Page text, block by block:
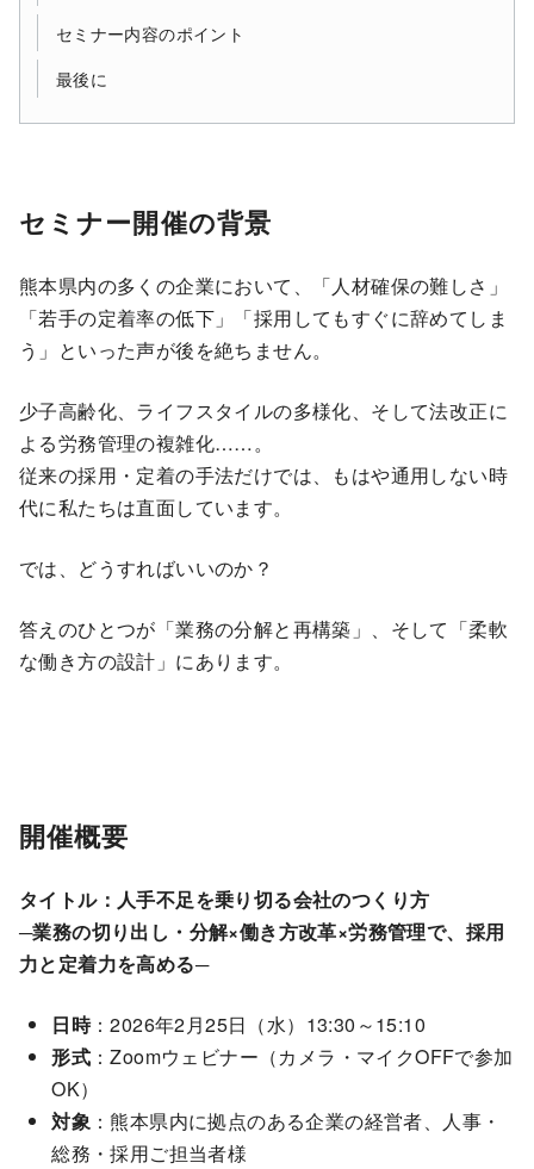
セミナー内容のポイント
最後に
セミナー開催の背景
熊本県内の多くの企業において、「人材確保の難しさ」
「若手の定着率の低下」「採用してもすぐに辞めてしま
う」といった声が後を絶ちません。
少子高齢化、ライフスタイルの多様化、そして法改正に
よる労務管理の複雑化……。
従来の採用・定着の手法だけでは、もはや通用しない時
代に私たちは直面しています。
では、どうすればいいのか？
答えのひとつが「業務の分解と再構築」、そして「柔軟
な働き方の設計」にあります。
開催概要
タイトル：人手不足を乗り切る会社のつくり方
─業務の切り出し・分解×働き方改革×労務管理で、採用
力と定着力を高める─
日時：2026年2月25日（水）13:30～15:10
形式 ：Zoomウェビナー（カメラ・マイクOFFで参加
OK）
対象 ：熊本県内に拠点のある企業の経営者、人事・
総務・採用ご担当者様